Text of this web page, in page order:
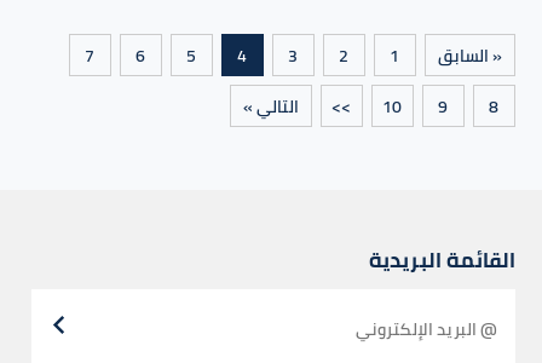
« السابق 1
2
3
4
5
6
7
8
9
10
>> التالي »
القائمة البريدية